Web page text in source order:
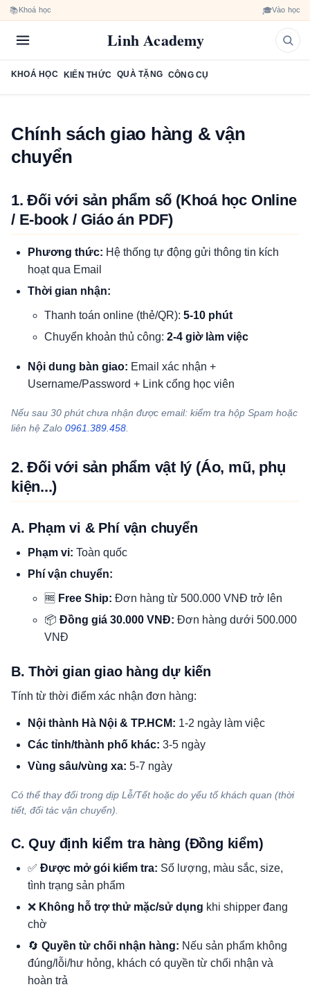
📚Khoá học 🎓Vào học
Linh Academy
KHOÁ HỌC KIẾN THỨC QUÀ TẶNG CÔNG CỤ
Chính sách giao hàng & vận
chuyển
1. Đối với sản phẩm số (Khoá học Online
/ E-book / Giáo án PDF)
Phương thức: Hệ thống tự động gửi thông tin kích
hoạt qua Email
Thời gian nhận:
Thanh toán online (thẻ/QR): 5-10 phút
Chuyển khoản thủ công: 2-4 giờ làm việc
Nội dung bàn giao: Email xác nhận +
Username/Password + Link cổng học viên
Nếu sau 30 phút chưa nhận được email: kiểm tra hộp Spam hoặc
liên hệ Zalo 0961.389.458
2. Đối với sản phẩm vật lý (Áo, mũ, phụ
kiện...)
A. Phạm vi & Phí vận chuyển
Phạm vi: Toàn quốc
Phí vận chuyển:
🆓 Free Ship: Đơn hàng từ 500.000 VNĐ trở lên
📦 Đồng giá 30.000 VNĐ: Đơn hàng dưới 500.000
VNĐ
B. Thời gian giao hàng dự kiến
Tính từ thời điểm xác nhận đơn hàng:
Nội thành Hà Nội & TP.HCM: 1-2 ngày làm việc
Các tỉnh/thành phố khác: 3-5 ngày
Vùng sâu/vùng xa: 5-7 ngày
Có thể thay đổi trong dịp Lễ/Tết hoặc do yếu tố khách quan (thời
tiết, đối tác vận chuyển).
C. Quy định kiểm tra hàng (Đồng kiểm)
✅ Được mở gói kiểm tra: Số lượng, màu sắc, size,
tình trạng sản phẩm
❌ Không hỗ trợ thử mặc/sử dụng khi shipper đang
chờ
🔄 Quyền từ chối nhận hàng: Nếu sản phẩm không
đúng/lỗi/hư hỏng, khách có quyền từ chối nhận và
hoàn trả